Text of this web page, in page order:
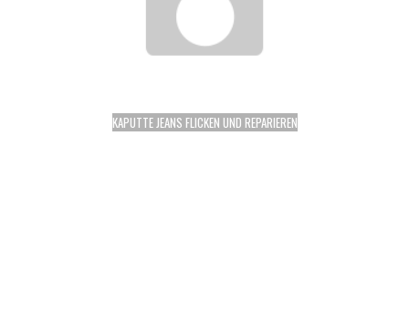
KAPUTTE JEANS FLICKEN UND REPARIEREN